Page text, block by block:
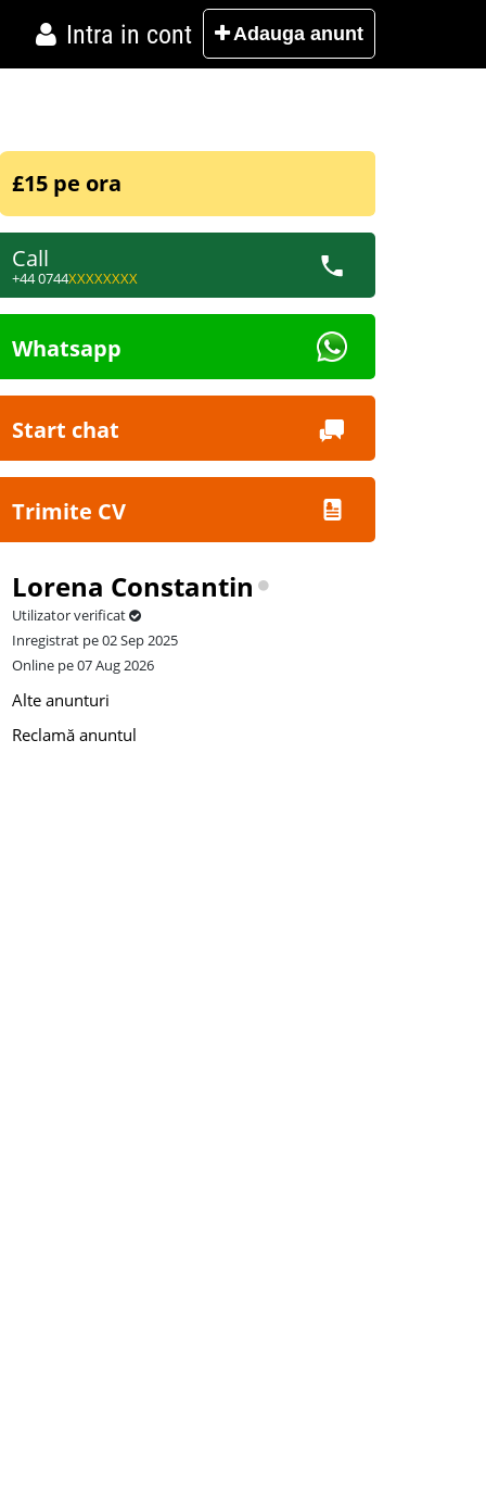
Intra in cont Adauga anunt
£15 pe ora
Call
+44 0744XXXXXXXX
Whatsapp
Start chat
Trimite CV
Lorena Constantin
Utilizator verificat
Inregistrat pe 02 Sep 2025
Online pe 07 Aug 2026
Alte anunturi
Reclamă anuntul